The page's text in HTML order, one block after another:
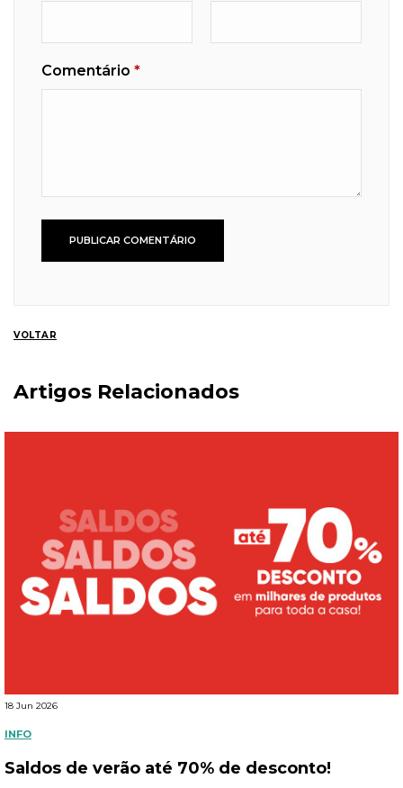
Comentário *
VOLTAR
Artigos Relacionados
18 Jun 2026
INFO
Saldos de verão até 70% de desconto!